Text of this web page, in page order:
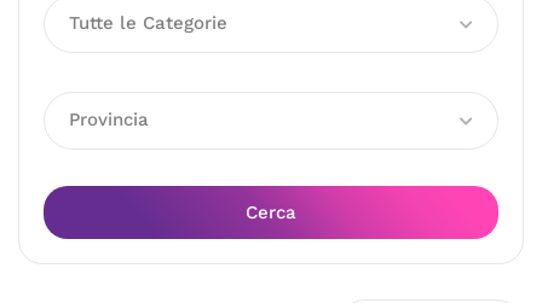
Tutte le Categorie
Provincia
Cerca